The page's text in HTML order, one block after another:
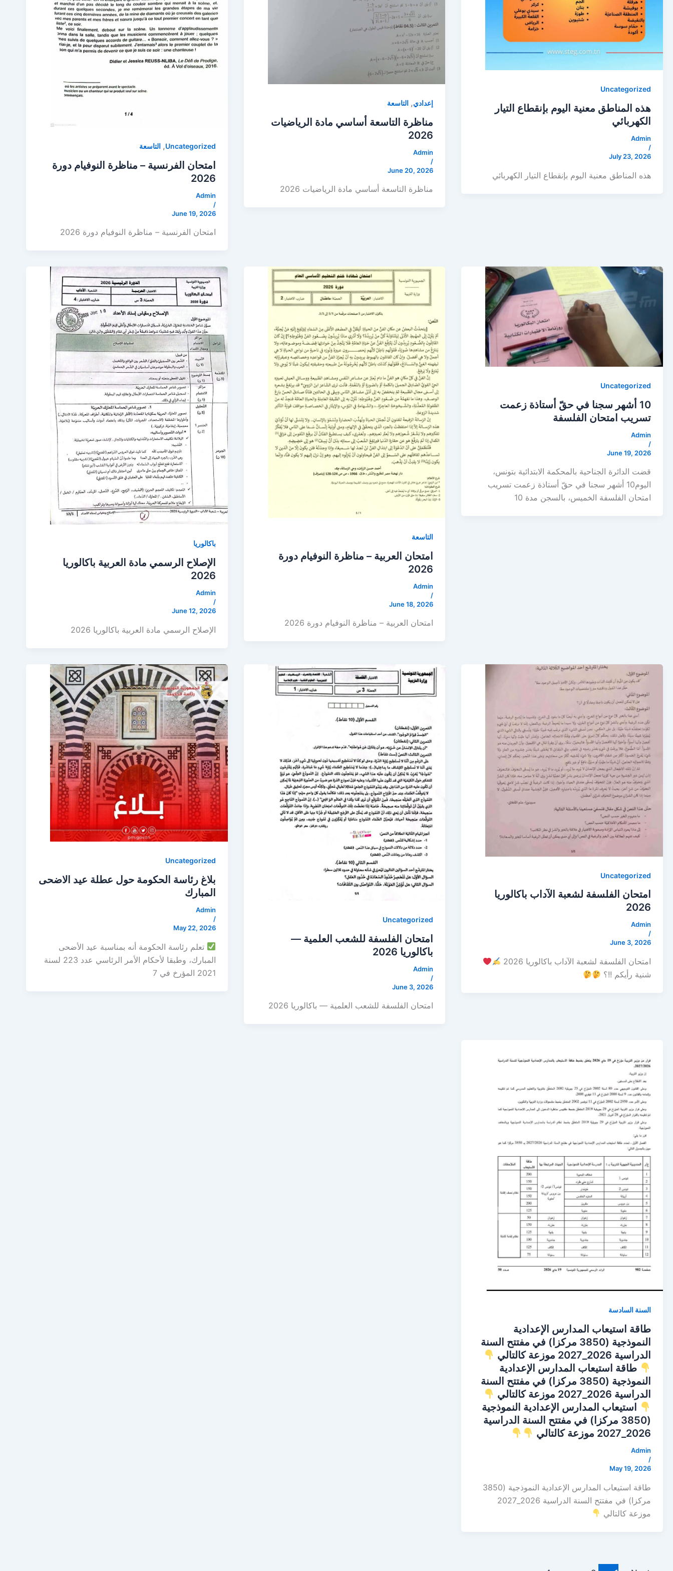
Uncategorized
هذه المناطق معنية اليوم بإنقطاع التيار
الكهربائي
Admin
/
July 23, 2026
هذه المناطق معنية اليوم بإنقطاع التيار الكهربائي
إعدادي, التاسعة
مناظرة التاسعة أساسي مادة الرياضيات
2026
Admin
/
June 20, 2026
مناظرة التاسعة أساسي مادة الرياضيات 2026
Uncategorized
,التاسعة
امتحان الفرنسية – مناظرة النوفيام دورة
2026
Admin
/
June 19, 2026
امتحان الفرنسية – مناظرة النوفيام دورة 2026
Uncategorized
10 أشهر سجنا في حقّ أستاذة زعمت
تسريب امتحان الفلسفة
Admin
/
June 19, 2026
قضت الدائرة الجناحية بالمحكمة الابتدائية بتونس،
اليوم10 أشهر سجنا في حقّ أستاذة زعمت تسريب
امتحان الفلسفة الخميس، بالسجن مدة 10
التاسعة
امتحان العربية – مناظرة النوفيام دورة
2026
Admin
/
June 18, 2026
امتحان العربية – مناظرة النوفيام دورة 2026
باكالوريا
الإصلاح الرسمي مادة العربية باكالوريا
2026
Admin
/
June 12, 2026
الإصلاح الرسمي مادة العربية باكالوريا 2026
Uncategorized
امتحان الفلسفة لشعبة الآداب باكالوريا
2026
Admin
/
June 3, 2026
امتحان الفلسفة لشعبة الآداب باكالوريا 2026
شنية رأيكم !!؟
Uncategorized
امتحان الفلسفة للشعب العلمية —
باكالوريا 2026
Admin
/
June 3, 2026
امتحان الفلسفة للشعب العلمية — باكالوريا 2026
Uncategorized
بلاغ رئاسة الحكومة حول عطلة عيد الاضحى
المبارك
Admin
/
May 22, 2026
تعلم رئاسة الحكومة أنه بمناسبة عيد الأضحى
المبارك، وطبقا لأحكام الأمر الرئاسي عدد 223 لسنة
2021 المؤرخ في 7
السنة السادسة
طاقة استيعاب المدارس الإعدادية
النموذجية (3850 مركزا) في مفتتح السنة
الدراسية 2026_2027 موزعة كالتالي
طاقة استيعاب المدارس الإعدادية
النموذجية (3850 مركزا) في مفتتح السنة
الدراسية 2026_2027 موزعة كالتالي
استيعاب المدارس الإعدادية النموذجية
(3850 مركزا) في مفتتح السنة الدراسية
2026_2027 موزعة كالتالي
Admin
/
May 19, 2026
طاقة استيعاب المدارس الإعدادية النموذجية (3850
مركزا) في مفتتح السنة الدراسية 2026_2027
موزعة كالتالي